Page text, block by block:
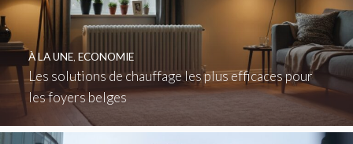
Les solutions de chauffage les plus efficaces pour
les foyers belges
À LA UNE, ECONOMIE